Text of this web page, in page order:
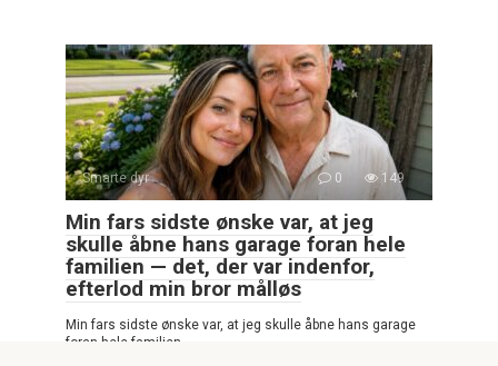
Smarte dyr 0 149
Min fars sidste ønske var, at jeg
skulle åbne hans garage foran hele
familien — det, der var indenfor,
efterlod min bror målløs
Min fars sidste ønske var, at jeg skulle åbne hans garage
foran hele familien